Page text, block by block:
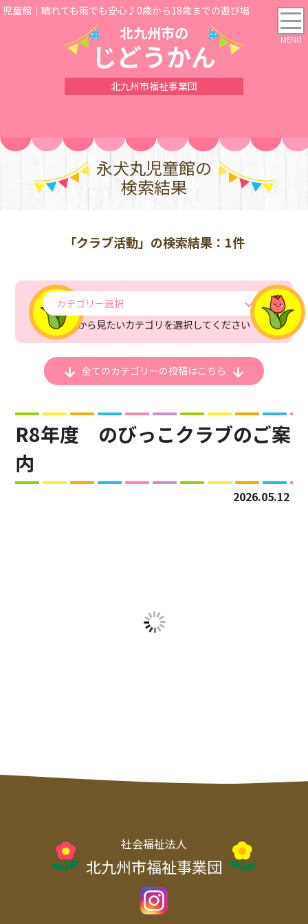
児童館｜晴れても雨でも安心♪0歳から18歳までの遊び場
北九州市の
じどうかん
北九州市福祉事業団
永犬丸児童館の
検索結果
「クラブ活動」の検索結果：1件
カテゴリー選択
ここから見たいカテゴリを選択してください
全てのカテゴリーの投稿はこちら
R8年度 のびっこクラブのご案
内
2026.05.12
社会福祉法人
北九州市福祉事業団